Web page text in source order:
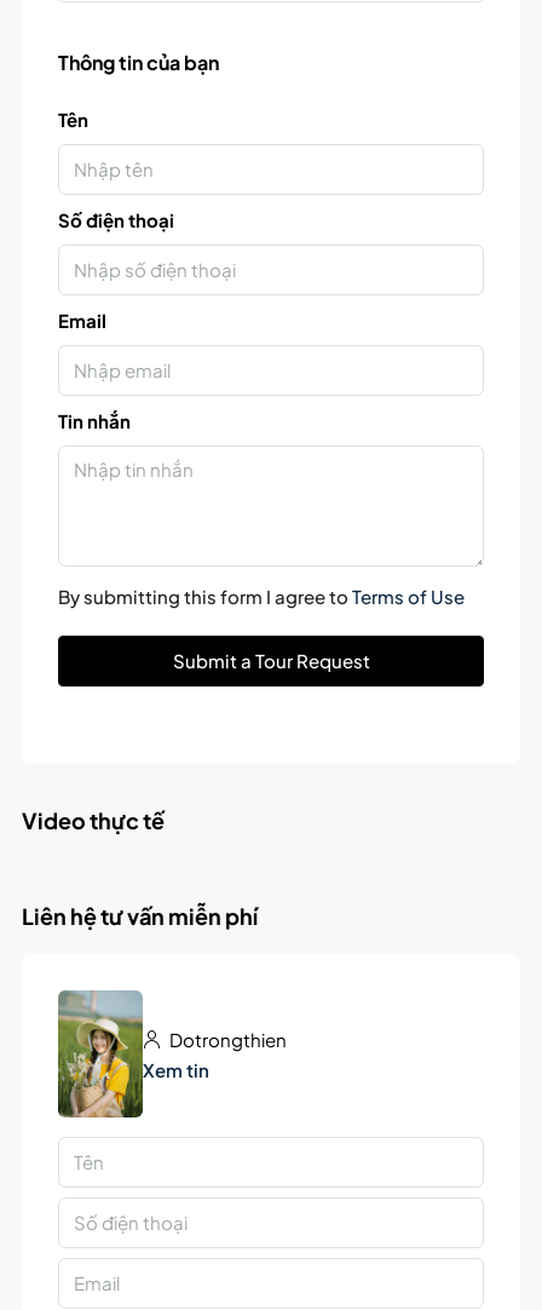
Thông tin của bạn
Tên
Số điện thoại
Email
Tin nhắn
By submitting this form I agree to Terms of Use
Submit a Tour Request
Video thực tế
Liên hệ tư vấn miễn phí
Dotrongthien
Xem tin